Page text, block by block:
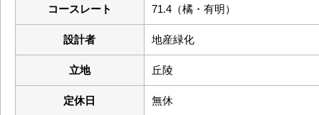
コースレート 71.4（橘・有明）
設計者 地産緑化
立地 丘陵
定休日 無休